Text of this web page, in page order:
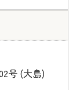
号 (大島)